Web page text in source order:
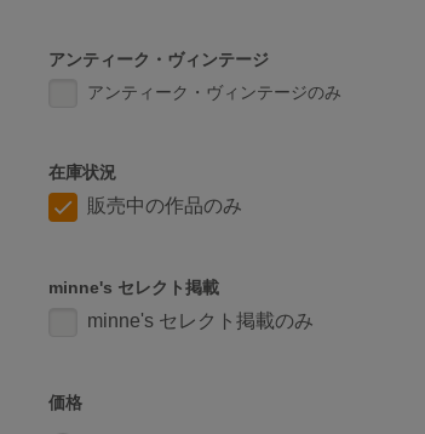
アンティーク・ヴィンテージ
アンティーク・ヴィンテージのみ
在庫状況
販売中の作品のみ
minne's セレクト掲載
minne's セレクト掲載のみ
価格